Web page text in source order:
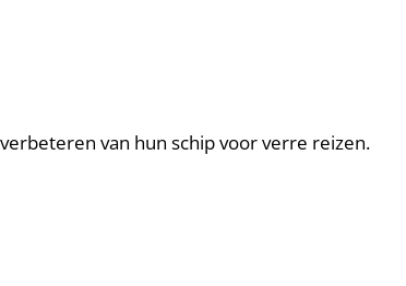
van hun schip voor verre reizen.